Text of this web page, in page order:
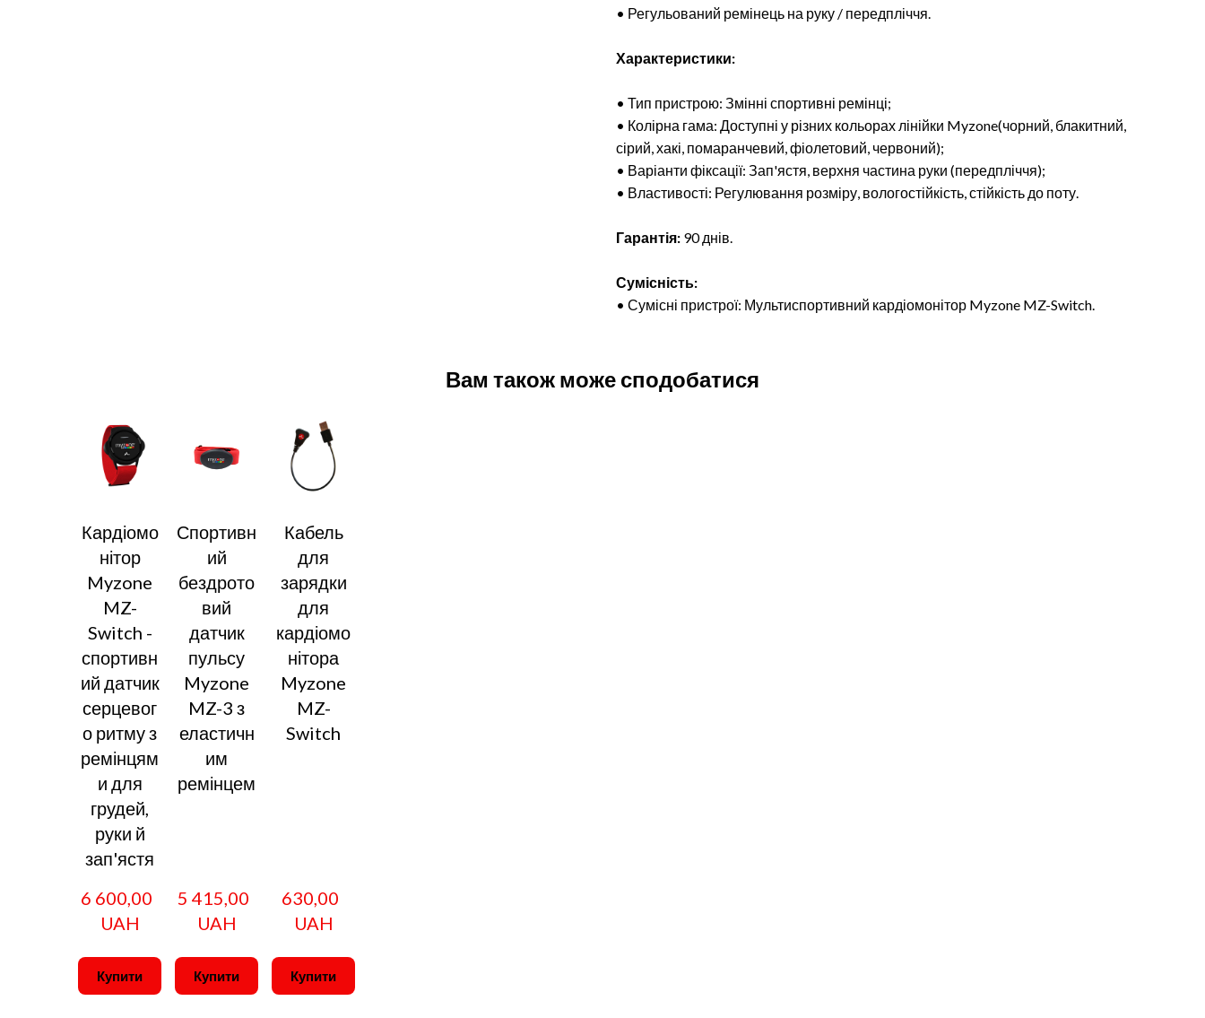
• Регульований ремінець на руку / передпліччя.
Характеристики:
• Тип пристрою: Змінні спортивні ремінці;
• Колірна гама: Доступні у різних кольорах лінійки Myzone(чорний, блакитний,
сірий, хакі, помаранчевий, фіолетовий, червоний);
• Варіанти фіксації: Зап'ястя, верхня частина руки (передпліччя);
• Властивості: Регулювання розміру, вологостійкість, стійкість до поту.
Гарантія: 90 днів.
Сумісність:
• Сумісні пристрої: Мультиспортивний кардіомонітор Myzone MZ-Switch.
Вам також може сподобатися
Кардіомо
нітор
Myzone
MZ-
Switch -
спортивн
ий датчик
серцевог
о ритму з
ремінцям
и для
грудей,
руки й
зап'ястя
6 600,00
UAH
Купити
Спортивн
ий
бездрото
вий
датчик
пульсу
Myzone
MZ-3 з
еластичн
им
ремінцем
5 415,00
UAH
Купити
Кабель
для
зарядки
для
кардіомо
нітора
Myzone
MZ-
Switch
630,00
UAH
Купити